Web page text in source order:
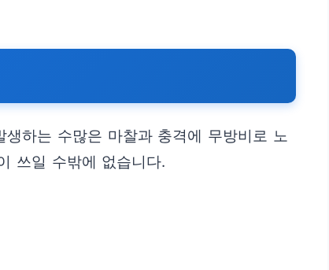
하는 수많은 마찰과 충격에 무방비로 노
쓰일 수밖에 없습니다.